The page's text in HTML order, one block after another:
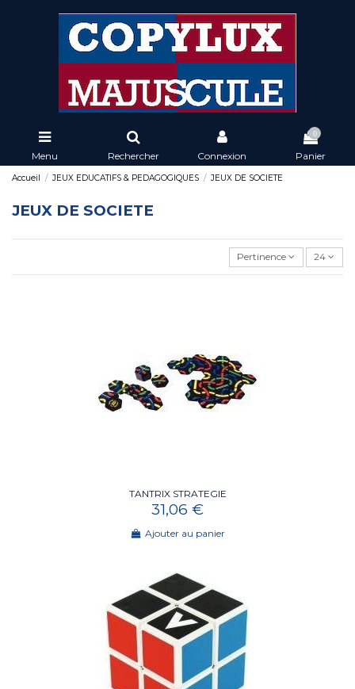
Menu Rechercher Connexion
0
Panier
Accueil JEUX EDUCATIFS & PEDAGOGIQUES JEUX DE SOCIETE
JEUX DE SOCIETE
Pertinence 24
TANTRIX STRATEGIE
31,06 €
Ajouter au panier